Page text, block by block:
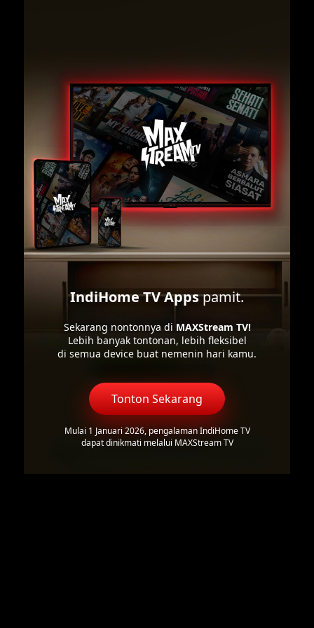
IndiHome TV Appspamit.
Sekarang nontonnya di MAXStream TV!
Lebih banyak tontonan, lebih fleksibel
di semua device buat nemenin hari kamu.
Tonton Sekarang
Mulai 1 Januari 2026, pengalaman IndiHome TV
dapat dinikmati melalui MAXStream TV